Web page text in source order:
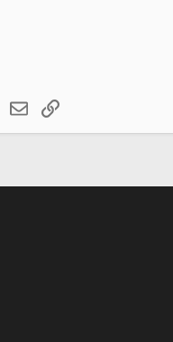
WhatsApp
Sähköposti
Linkki